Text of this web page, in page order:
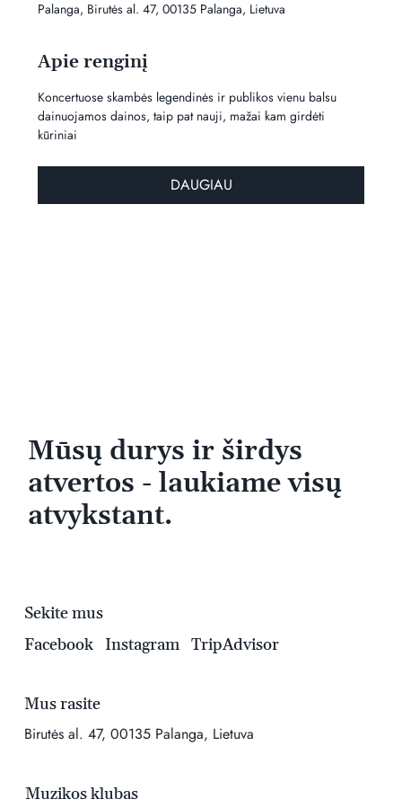
Palanga, Birutės al. 47, 00135 Palanga, Lietuva
Apie renginį
Koncertuose skambės legendinės ir publikos vienu balsu
dainuojamos dainos, taip pat nauji, mažai kam girdėti
kūriniai
DAUGIAU
Mūsų durys ir širdys
atvertos - laukiame visų
atvykstant.
Mus rasite
Birutės al. 47, 00135 Palanga, Lietuva
Muzikos klubas
Sekite mus
Facebook
Instagram TripAdvisor